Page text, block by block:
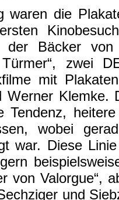
waren die
der Bäcker von
zwei
mit
Werner Klemke.
Tendenz,
wobei
war. Diese
von Valorgue“,
und